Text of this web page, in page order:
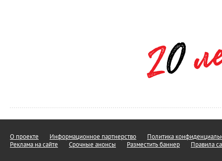
О проекте Информационное партнерство
Политика
Реклама на сайте
Срочные анонсы Разместить баннер Правила